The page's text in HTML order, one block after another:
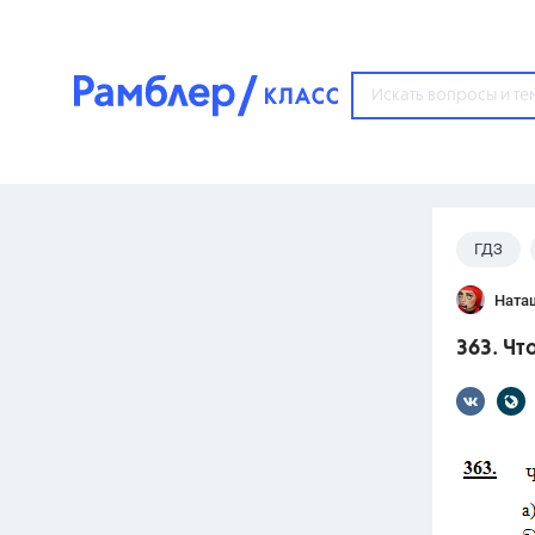
Популярные темы
ГДЗ
3273 ответа
ответов
ГДЗ
363.